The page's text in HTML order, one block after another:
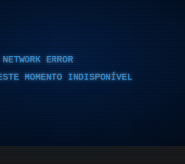
ERROR
MOMENTO INDISPONÍVEL